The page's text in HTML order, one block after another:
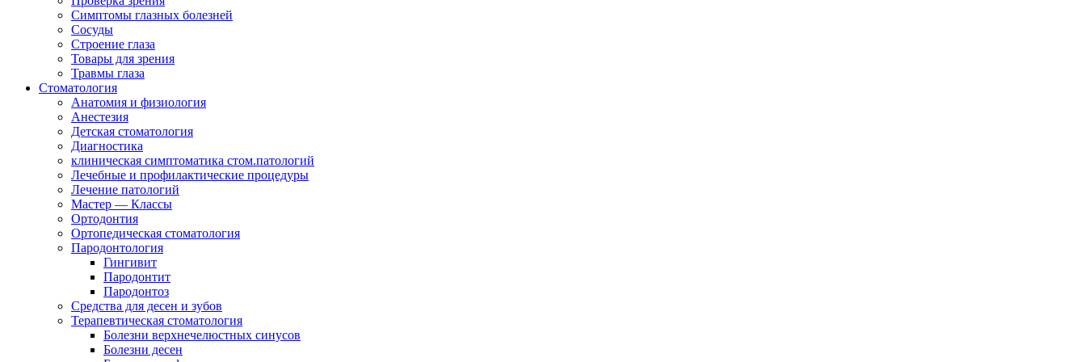
Симптомы глазных болезней
Сосуды
Строение глаза
Товары для зрения
Травмы глаза
Стоматология
Анатомия и физиология
Анестезия
Детская стоматология
Диагностика
клиническая симптоматика стом.патологий
Лечебные и профилактические процедуры
Лечение патологий
Мастер — Классы
Ортодонтия
Ортопедическая стоматология
Пародонтология
Гингивит
Пародонтит
Пародонтоз
Средства для десен и зубов
Терапевтическая стоматология
Болезни верхнечелюстных синусов
Болезни десен